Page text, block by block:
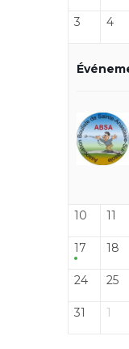
3 4
10 11
17 18
24 25
31 1